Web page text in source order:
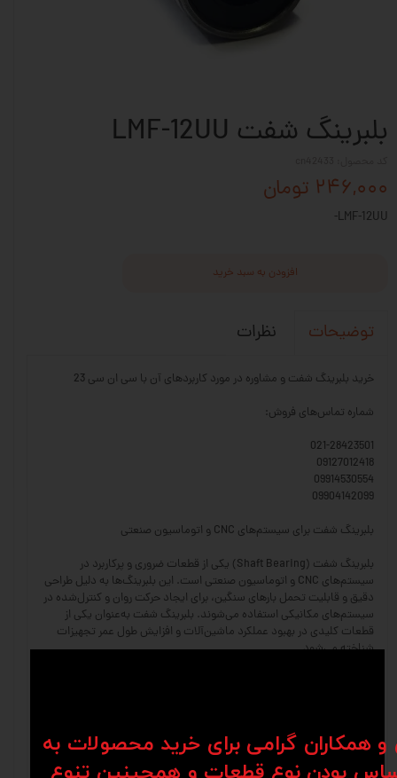
بلبرینگ شفت LMF-12UU
۲۴۶,۰۰۰ تومان
LMF-12UU-
افزودن به سبد خرید
توضیحات نظرات
خرید بلبرینگ شفت و مشاوره در مورد کاربردهای آن با سی ان سی 23
شماره تماس‌های فروش:
021-28423501
09127012418
09914530554
09904142099
بلبرینگ شفت برای سیستم‌های CNC و اتوماسیون صنعتی
بلبرینگ شفت (Shaft Bearing) یکی از قطعات ضروری و پرکاربرد در
سیستم‌های CNC و اتوماسیون صنعتی است. این بلبرینگ‌ها به دلیل طراحی
دقیق و قابلیت تحمل بارهای سنگین، برای ایجاد حرکت روان و کنترل‌شده در
سیستم‌های مکانیکی استفاده می‌شوند. بلبرینگ شفت به‌عنوان یکی از
قطعات کلیدی در بهبود عملکرد ماشین‌آلات و افزایش طول عمر تجهیزات
شناخته می‌شود.
فراهم می‌کند و از ایجاد اصطکاک و سایش جلوگیری می‌کند.
مقاومت در برابر بارهای سنگین: طراحی این بلبرینگ‌ها به گونه‌ای است که
همکاران گرامی برای خرید محصولات به